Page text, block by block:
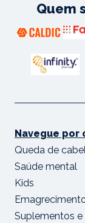
Quem
Navegue por
Queda de
Saúde mental
Kids
Suplementos